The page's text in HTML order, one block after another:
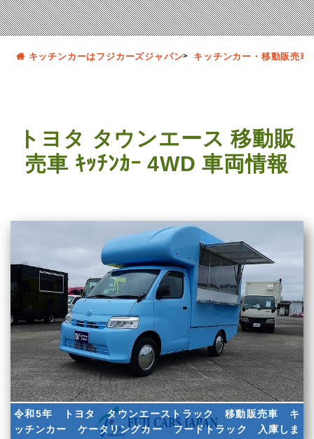
キッチンカーはフジカーズジャパン キッチンカー・移動販売車
トヨタ タウンエース 移動販
売車 ｷｯﾁﾝｶｰ 4WD 車両情報
令和5年 トヨタ タウンエーストラック 移動販売車 キ
ッチンカー ケータリングカー フードトラック 入庫しま